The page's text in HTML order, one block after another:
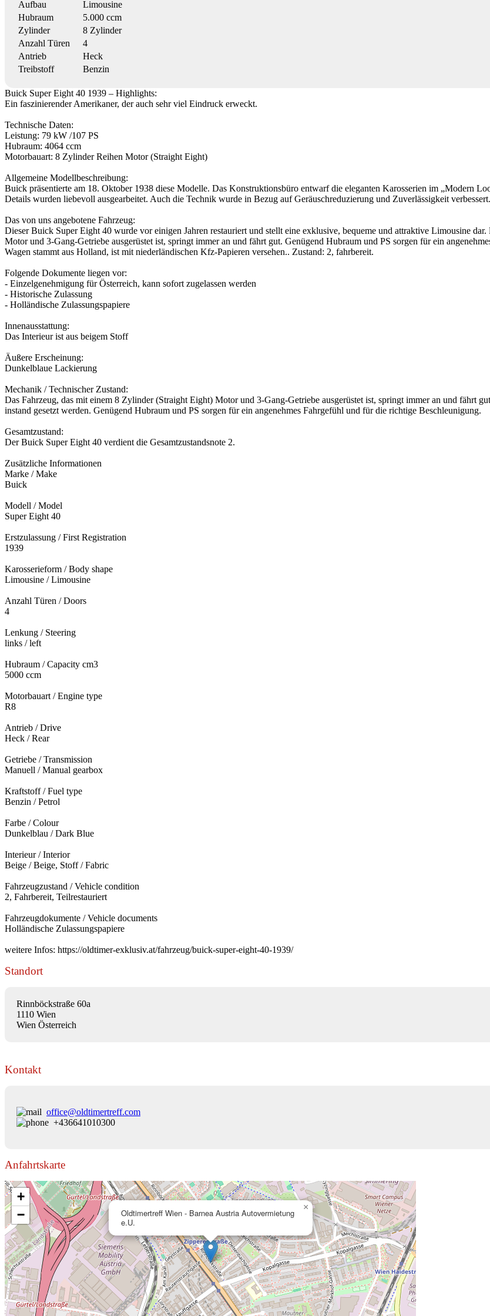
Aufbau
Limousine
Hubraum
5.000 ccm
Zylinder
8 Zylinder
Anzahl Türen
4
Antrieb
Heck
Treibstoff
Benzin
Buick Super Eight 40 1939 – Highlights:
Ein faszinierender Amerikaner, der auch sehr viel Eindruck erweckt.
Technische Daten:
Leistung: 79 kW /107 PS
Hubraum: 4064 ccm
Motorbauart: 8 Zylinder Reihen Motor (Straight Eight)
Allgemeine Modellbeschreibung:
Buick präsentierte am 18. Oktober 1938 diese Modelle. Das Konstruktionsbüro entwarf die eleganten Karosserien im „Modern
Details wurden liebevoll ausgearbeitet. Auch die Technik wurde in Bezug auf Geräuschreduzierung und Zuverlässigkeit verbessert.
Das von uns angebotene Fahrzeug:
Dieser Buick Super Eight 40 wurde vor einigen Jahren restauriert und stellt eine exklusive, bequeme und attraktive Limousine
Motor und 3-Gang-Getriebe ausgerüstet ist, springt immer an und fährt gut. Genügend Hubraum und PS sorgen für ein
Wagen stammt aus Holland, ist mit niederländischen Kfz-Papieren versehen.. Zustand: 2, fahrbereit.
Folgende Dokumente liegen vor:
- Einzelgenehmigung für Österreich, kann sofort zugelassen werden
- Historische Zulassung
- Holländische Zulassungspapiere
Innenausstattung:
Das Interieur ist aus beigem Stoff
Äußere Erscheinung:
Dunkelblaue Lackierung
Mechanik / Technischer Zustand:
Das Fahrzeug, das mit einem 8 Zylinder (Straight Eight) Motor und 3-Gang-Getriebe ausgerüstet ist, springt immer an und fährt
instand gesetzt werden. Genügend Hubraum und PS sorgen für ein angenehmes Fahrgefühl und für die richtige Beschleunigung.
Gesamtzustand:
Der Buick Super Eight 40 verdient die Gesamtzustandsnote 2.
Zusätzliche Informationen
Marke / Make
Buick
Modell / Model
Super Eight 40
Erstzulassung / First Registration
1939
Karosserieform / Body shape
Limousine / Limousine
Anzahl Türen / Doors
4
Lenkung / Steering
links / left
Hubraum / Capacity cm3
5000 ccm
Motorbauart / Engine type
R8
Antrieb / Drive
Heck / Rear
Getriebe / Transmission
Manuell / Manual gearbox
Kraftstoff / Fuel type
Benzin / Petrol
Farbe / Colour
Dunkelblau / Dark Blue
Interieur / Interior
Beige / Beige, Stoff / Fabric
Fahrzeugzustand / Vehicle condition
2, Fahrbereit, Teilrestauriert
Fahrzeugdokumente / Vehicle documents
Holländische Zulassungspapiere
weitere Infos: https://oldtimer-exklusiv.at/fahrzeug/buick-super-eight-40-1939/
Standort
Rinnböckstraße 60a
1110 Wien
Wien Österreich
Kontakt
office@oldtimertreff.com
+436641010300
Anfahrtskarte
Oldtimertreff Wien - Barnea Austria Autovermietung
e.U.
×
+
−